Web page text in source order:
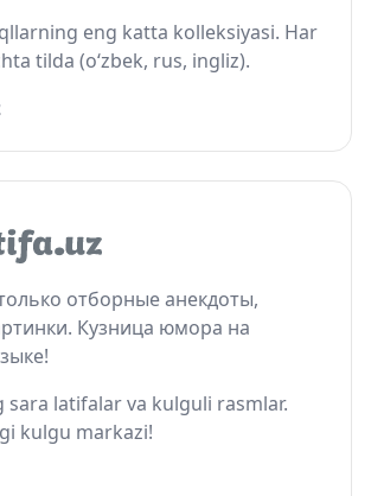
eng katta kolleksiyasi. Har
tilda (o‘zbek, rus, ingliz).
отборные анекдоты,
Кузница юмора на
sara latifalar va kulguli rasmlar.
kulgu markazi!